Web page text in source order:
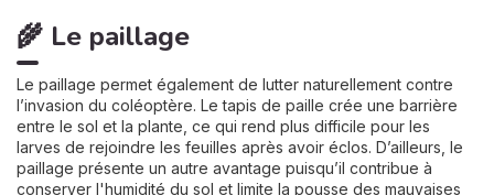
🌾 Le paillage
Le paillage permet également de lutter naturellement contre
l’invasion du coléoptère. Le tapis de paille crée une barrière
entre le sol et la plante, ce qui rend plus difficile pour les
larves de rejoindre les feuilles après avoir éclos. D’ailleurs, le
paillage présente un autre avantage puisqu’il contribue à
conserver l'humidité du sol et limite la pousse des mauvaises